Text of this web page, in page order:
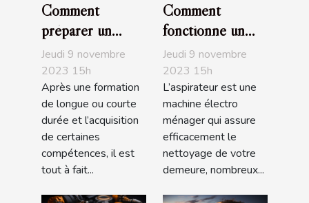
Comment
préparer un
entretien
d’embauche ?
Jeudi 9 novembre
2023 15h
Après une formation
de longue ou courte
durée et l’acquisition
de certaines
compétences, il est
tout à fait...
Comment
fonctionne un
aspirateur ?
Jeudi 9 novembre
2023 15h
L’aspirateur est une
machine électro
ménager qui assure
efficacement le
nettoyage de votre
demeure, nombreux...